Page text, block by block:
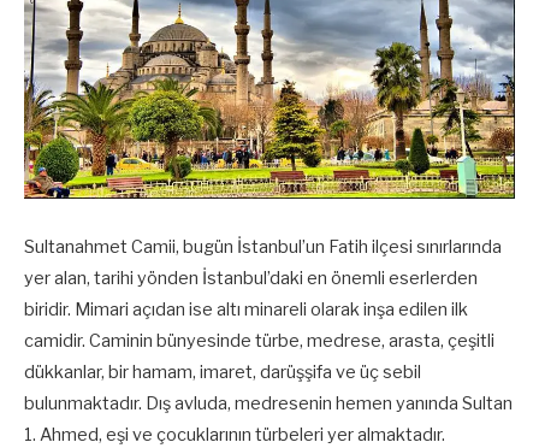
Sultanahmet Camii, bugün İstanbul’un Fatih ilçesi sınırlarında
yer alan, tarihi yönden İstanbul’daki en önemli eserlerden
biridir. Mimari açıdan ise altı minareli olarak inşa edilen ilk
camidir. Caminin bünyesinde türbe, medrese, arasta, çeşitli
dükkanlar, bir hamam, imaret, darüşşifa ve üç sebil
bulunmaktadır. Dış avluda, medresenin hemen yanında Sultan
1. Ahmed, eşi ve çocuklarının türbeleri yer almaktadır.